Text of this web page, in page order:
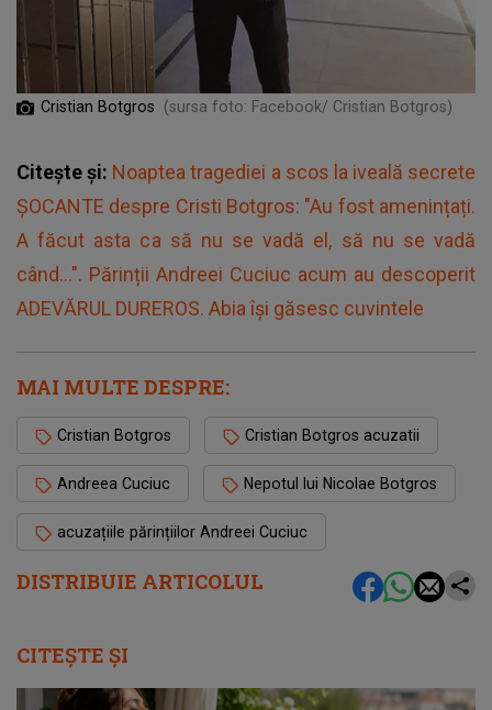
DISTRIBUIE ARTICOLUL
Cristian Botgros (sursa foto: Facebook/ Cristian Botgros)
Citește și: Noaptea tragediei a scos la iveală secrete
ȘOCANTE despre Cristi Botgros: "Au fost amenințați.
A făcut asta ca să nu se vadă el, să nu se vadă
când...". Părinții Andreei Cuciuc acum au descoperit
ADEVĂRUL DUREROS. Abia își găsesc cuvintele
MAI MULTE DESPRE:
Cristian Botgros Cristian Botgros acuzatii
Andreea Cuciuc Nepotul lui Nicolae Botgros
acuzațiile părințiilor Andreei Cuciuc
CITEȘTE ȘI